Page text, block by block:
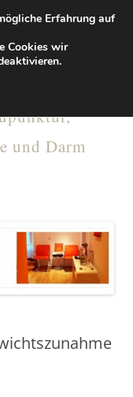
und Darm
Erfahrung auf
Cookies wir